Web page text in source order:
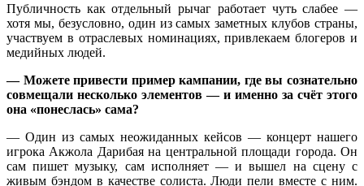
Публичность как отдельный рычаг работает чуть слабее —
хотя мы, безусловно, один из самых заметных клубов страны,
участвуем в отраслевых номинациях, привлекаем блогеров и
медийных людей.
— Можете привести пример кампании, где вы сознательно
совмещали несколько элементов — и именно за счёт этого
она «понеслась» сама?
— Один из самых неожиданных кейсов — концерт нашего
игрока Акжола Дарибая на центральной площади города. Он
сам пишет музыку, сам исполняет — и вышел на сцену с
живым бэндом в качестве солиста. Люди пели вместе с ним.